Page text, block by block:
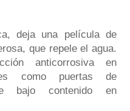
deja una película de
que repele el agua.
anticorrosiva en
como puertas de
bajo contenido en